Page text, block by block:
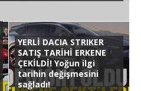
YERLİ DACIA STRIKER
SATIŞ TARİHİ ERKENE
ÇEKİLDİ! Yoğun ilgi
tarihin değişmesini
sağladı!